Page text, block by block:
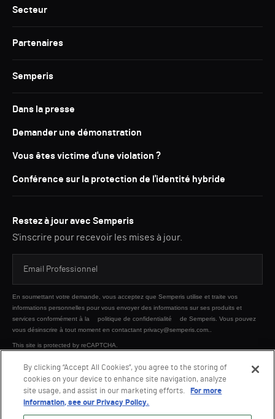
Secteur
Partenaires
Semperis
Dans la presse
Demander une démonstration
Vous êtes victime d'une violation ?
Conférence sur la protection de l'identité hybride
Restez à jour avec Semperis
S'inscrire pour recevoir les mises à jour.
En soumettant votre demande, vous acceptez que Semperis utilise et traite vos
informations personnelles pour vous envoyer des informations sur ses produits et
services conformément à la
politique de confidentialité
de Semperis. Vous pouvez
vous désinscrire à tout moment en contactant privacy@semperis.com..
This site is protected by reCAPTCHA.
ENVOYER
By clicking “Accept All Cookies”, you agree to the storing of
cookies on your device to enhance site navigation, analyze
site usage, and assist in our marketing efforts.
For more
information, see our Privacy Policy.